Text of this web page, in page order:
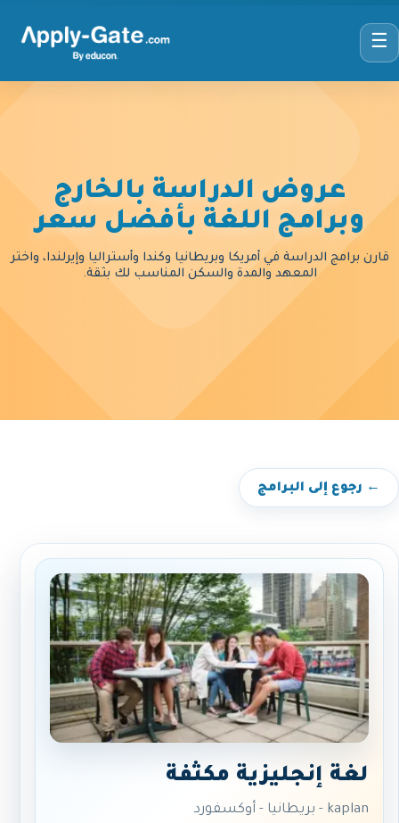
☰
عروض الدراسة بالخارج
وبرامج اللغة بأفضل سعر
قارن برامج الدراسة في أمريكا وبريطانيا وكندا وأستراليا وإيرلندا، واختر
المعهد والمدة والسكن المناسب لك بثقة.
← رجوع إلى البرامج
لغة إنجليزية مكثفة
kaplan - بريطانيا - أوكسفورد